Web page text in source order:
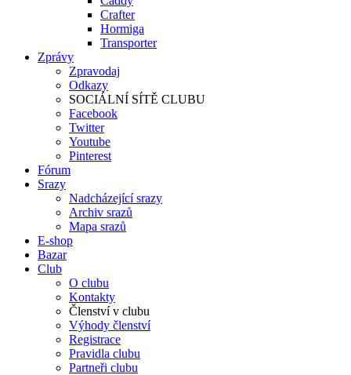
Crafter
Hormiga
Transporter
Zprávy
Zpravodaj
Odkazy
SOCIÁLNÍ SÍTĚ CLUBU
Facebook
Twitter
Youtube
Pinterest
Fórum
Srazy
Nadcházející srazy
Archiv srazů
Mapa srazů
E-shop
Bazar
Club
O clubu
Kontakty
Členství v clubu
Výhody členství
Registrace
Pravidla clubu
Partneři clubu